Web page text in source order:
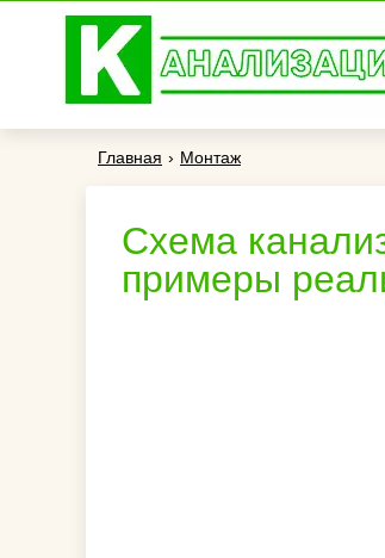
Главная › Монтаж
Схема
примеры